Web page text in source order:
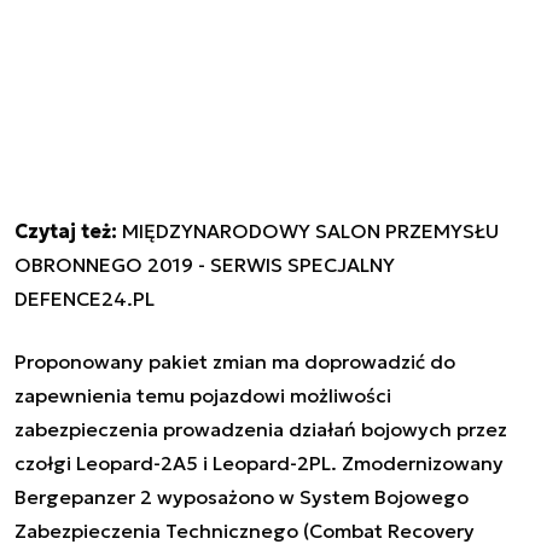
Czytaj też: MIĘDZYNARODOWY SALON PRZEMYSŁU
OBRONNEGO 2019 - SERWIS SPECJALNY
DEFENCE24.PL
Proponowany pakiet zmian ma doprowadzić do
zapewnienia temu pojazdowi możliwości
zabezpieczenia prowadzenia działań bojowych przez
czołgi Leopard-2A5 i Leopard-2PL. Zmodernizowany
Bergepanzer 2 wyposażono w System Bojowego
Zabezpieczenia Technicznego (Combat Recovery